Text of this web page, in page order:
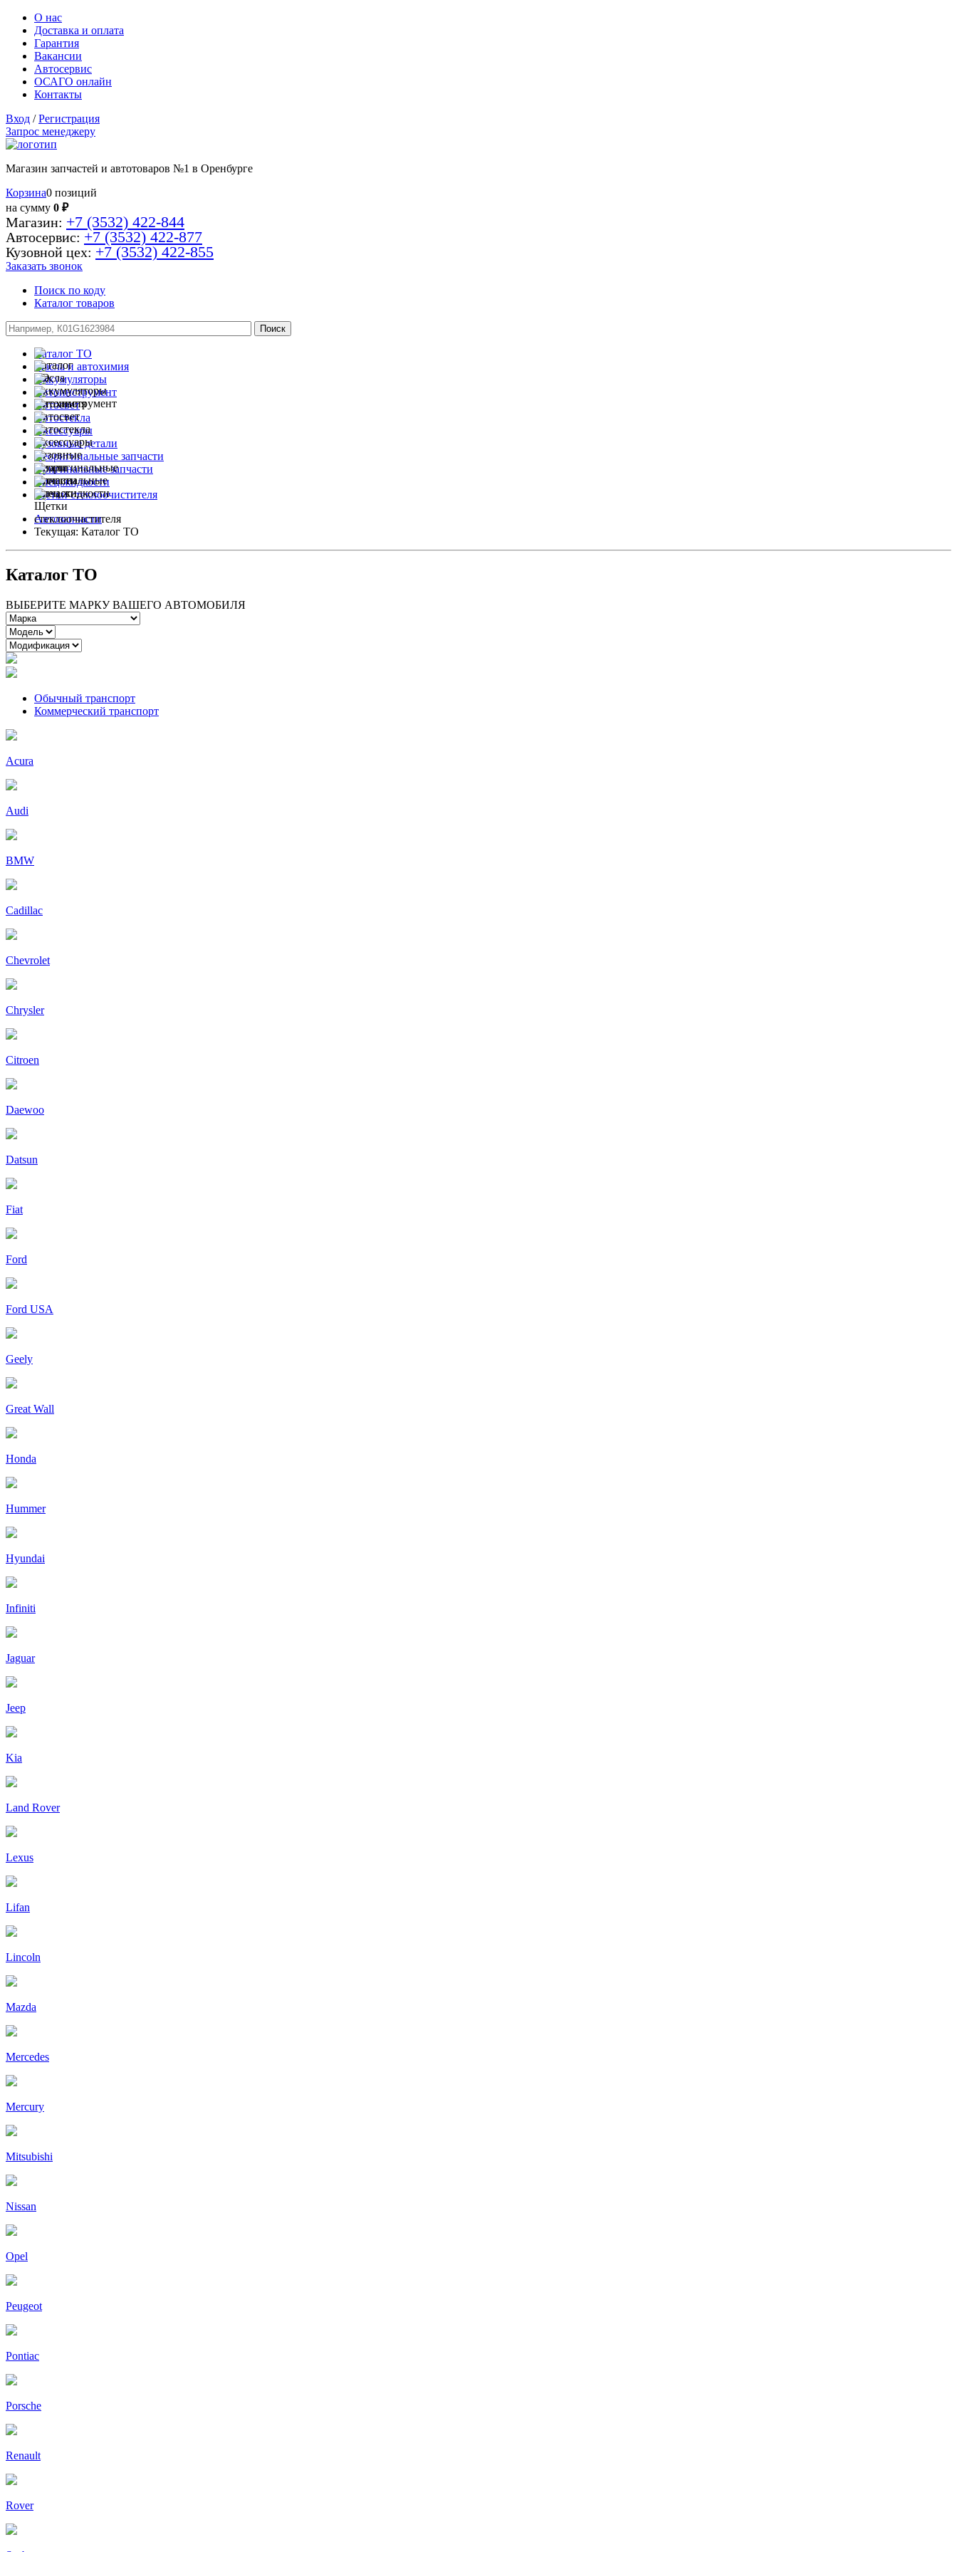
О нас
Доставка и оплата
Гарантия
Вакансии
Автосервис
ОСАГО онлайн
Контакты
Вход / Регистрация
Запрос менеджеру
Магазин запчастей и автотоваров №1 в Оренбурге
Корзина0 позиций
на сумму 0 ₽
Магазин: +7 (3532) 422-844
Автосервис: +7 (3532) 422-877
Кузовной цех: +7 (3532) 422-855
Заказать звонок
Поиск по коду
Каталог товаров
Каталог ТО
Масла и автохимия
Аккумуляторы
Автоинструмент
Автосвет
Автостекла
Аксессуары
Кузовные детали
Неоригинальные запчасти
Оригинальные запчасти
Спец.жидкости
Щетки стеклоочистителя
Автозапчасти
Текущая: Каталог ТО
Каталог ТО
ВЫБЕРИТЕ МАРКУ ВАШЕГО АВТОМОБИЛЯ
Обычный транспорт
Коммерческий транспорт
Acura
Audi
BMW
Cadillac
Chevrolet
Chrysler
Citroen
Daewoo
Datsun
Fiat
Ford
Ford USA
Geely
Great Wall
Honda
Hummer
Hyundai
Infiniti
Jaguar
Jeep
Kia
Land Rover
Lexus
Lifan
Lincoln
Mazda
Mercedes
Mercury
Mitsubishi
Nissan
Opel
Peugeot
Pontiac
Porsche
Renault
Rover